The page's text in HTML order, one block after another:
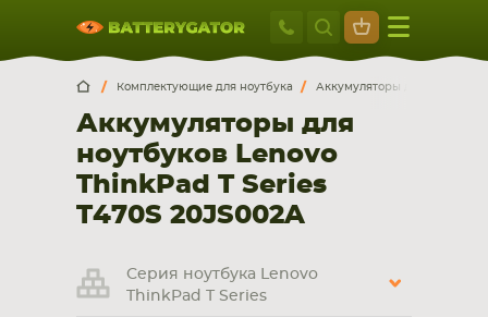
Москва
+7 495 414
Москва Санкт-Петербург
г. Москва, ул. Ткацкая, 5с3 (м. Семеновская)
5 мин. ходьбы от ст.м. “Семеновская”
+7 495 414 28 59
Обратный звонок
Пн-Вс:
смартфона, планшета
Комплектующие для ноутбука Аккумуляторы для ноутбуков
Аккумуляторы для
ноутбуков Lenovo
ThinkPad T Series
T470S 20JS002A
Серия ноутбука Lenovo
ThinkPad T Series